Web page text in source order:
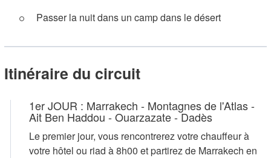
Passer la nuit dans un camp dans le désert
Itinéraire du circuit
1er JOUR : Marrakech - Montagnes de l'Atlas -
Ait Ben Haddou - Ouarzazate - Dadès
Le premier jour, vous rencontrerez votre chauffeur à
votre hôtel ou riad à 8h00 et partirez de Marrakech en